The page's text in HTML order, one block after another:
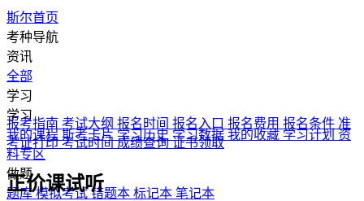
斯尔首页
考种导航
资讯
全部
学习
学习
我的课程 斯考卡片 学习历史 学习数据 我的收藏 学习计划 资
料专区
做题
题库模拟考试错题本 标记本 笔记本
报考指南 考试大纲 报名时间 报名入口 报名费用 报名条件 准
考证打印 考试时间 成绩查询 证书领取
正价课试听